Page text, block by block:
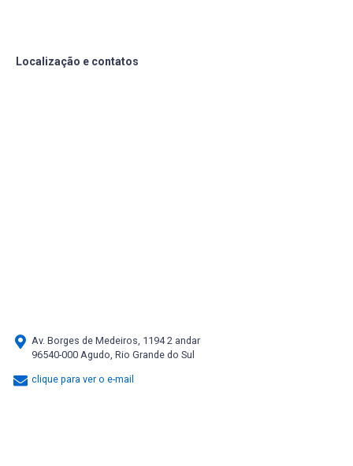
Localização e contatos
Av. Borges de Medeiros, 1194 2 andar
96540-000 Agudo, Rio Grande do Sul
clique para ver o e-mail